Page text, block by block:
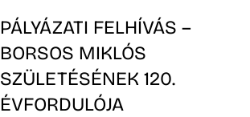
PÁLYÁZATI FELHÍVÁS –
BORSOS MIKLÓS
SZÜLETÉSÉNEK 120.
ÉVFORDULÓJA